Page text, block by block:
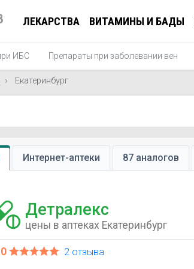
ЛЕКАРСТВА ВИТАМИНЫ И БАДЫ
ИБС Препараты при заболевании вен
Екатеринбург
Интернет-аптеки 87 аналогов
Детралекс
цены в аптеках Екатеринбург
2 отзыва